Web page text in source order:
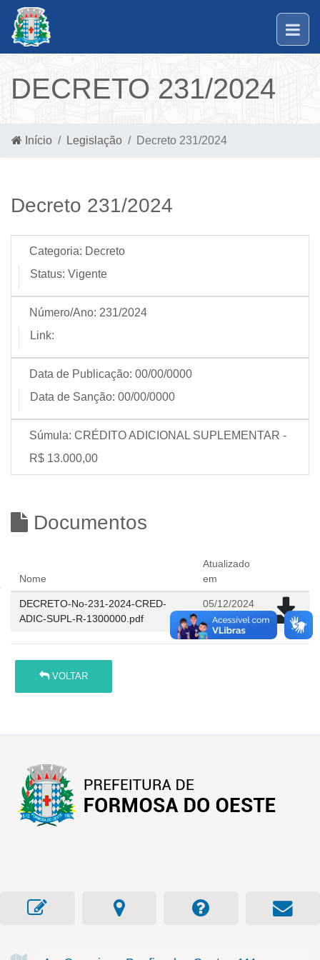
DECRETO 231/2024
Início Legislação Decreto 231/2024
Decreto 231/2024
Categoria: Decreto
Status: Vigente
Número/Ano: 231/2024
Link:
Data de Publicação: 00/00/0000
Data de Sanção: 00/00/0000
Súmula: CRÉDITO ADICIONAL SUPLEMENTAR -
R$ 13.000,00
Documentos
Nome
Atualizado
em
DECRETO-No-231-2024-CRED-
ADIC-SUPL-R-1300000.pdf
05/12/2024
14:54
VOLTAR